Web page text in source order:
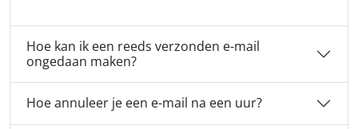
Hoe kan ik een reeds verzonden e-mail
ongedaan maken?
Hoe annuleer je een e-mail na een uur?